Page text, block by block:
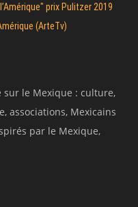
prix Pulitzer 2019
(ArteTv)
sur le Mexique : culture,
associations, Mexicains
par le Mexique,